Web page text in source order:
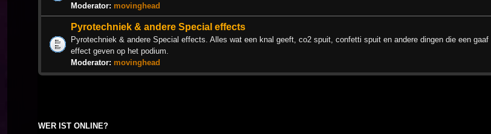
Moderator: movinghead
Pyrotechniek & andere Special effects
Pyrotechniek & andere Special effects. Alles wat een knal geeft, co2 spuit, confetti spuit en andere dingen die een gaaf
effect geven op het podium.
Moderator: movinghead
WER IST ONLINE?